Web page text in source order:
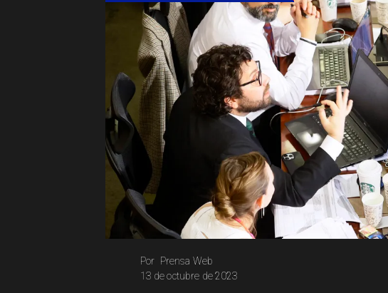
Prensa Web
Por
13 de octubre de 2023